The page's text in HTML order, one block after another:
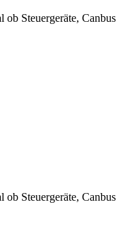
Steuergeräte, Canbus
Steuergeräte, Canbus